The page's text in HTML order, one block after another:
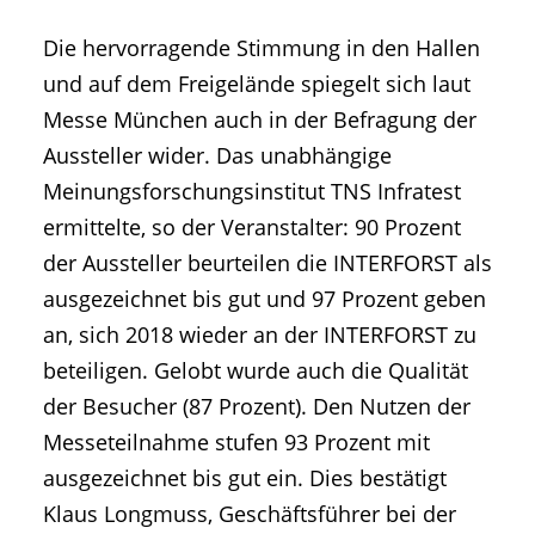
Die hervorragende Stimmung in den Hallen
und auf dem Freigelände spiegelt sich laut
Messe München auch in der Befragung der
Aussteller wider. Das unabhängige
Meinungsforschungsinstitut TNS Infratest
ermittelte, so der Veranstalter: 90 Prozent
der Aussteller beurteilen die INTERFORST als
ausgezeichnet bis gut und 97 Prozent geben
an, sich 2018 wieder an der INTERFORST zu
beteiligen. Gelobt wurde auch die Qualität
der Besucher (87 Prozent). Den Nutzen der
Messeteilnahme stufen 93 Prozent mit
ausgezeichnet bis gut ein. Dies bestätigt
Klaus Longmuss, Geschäftsführer bei der